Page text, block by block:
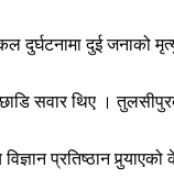
दुर्घटनामा दुई जनाको
सवार थिए ।
विज्ञान प्रतिष्ठान